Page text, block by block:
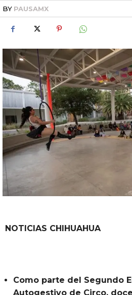
BY PAUSAMX
NOTICIAS CHIHUAHUA
Como parte del Segundo
Autogestivo de Circo,